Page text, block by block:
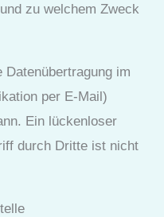
zu welchem Zweck
im
per E-Mail)
Ein lückenloser
durch Dritte ist nicht